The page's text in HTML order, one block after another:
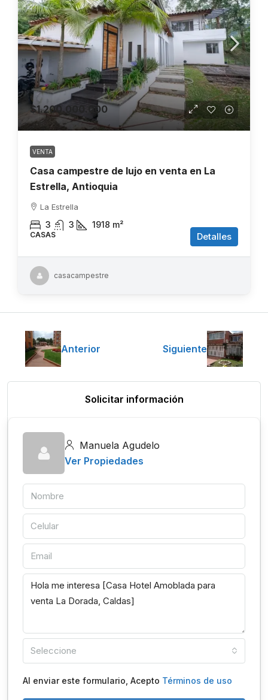
$1.200.000.000
VENTA
Casa campestre de lujo en venta en La
Estrella, Antioquia
La Estrella
3 3 1918 m²
CASAS Detalles
casacampestre
Anterior Siguiente
Solicitar información
Manuela Agudelo
Ver Propiedades
Seleccione
Al enviar este formulario, Acepto Términos de uso